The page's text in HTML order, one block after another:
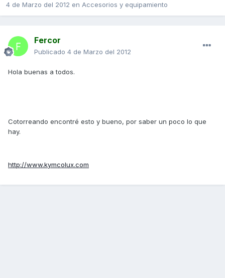
4 de Marzo del 2012 en Accesorios y equipamiento
Fercor
Publicado 4 de Marzo del 2012
Hola buenas a todos.
Cotorreando encontré esto y bueno, por saber un poco lo que
hay.
http://www.kymcolux.com